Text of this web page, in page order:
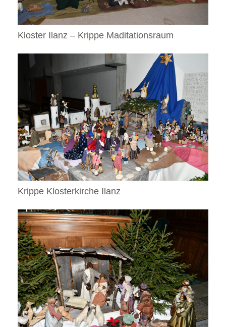
Kloster Ilanz – Krippe Maditationsraum
Krippe Klosterkirche Ilanz